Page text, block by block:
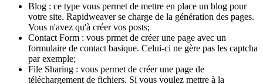
Blog : ce type vous permet de mettre en place un blog pour
votre site. Rapidweaver se charge de la génération des pages.
Vous n'avez qu'à créer vos posts;
Contact Form : vous prmet de créer une page avec un
formulaire de contact basique. Celui-ci ne gère pas les captcha
par exemple;
File Sharing : vous permet de créer une page de
téléchargement de fichiers. Si vous voulez mettre à la